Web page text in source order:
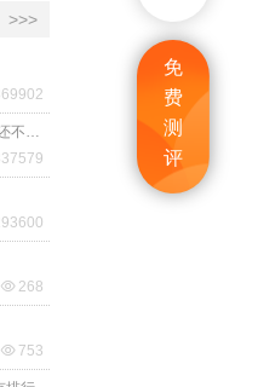
免
费
测
评
>>>
 268
 753